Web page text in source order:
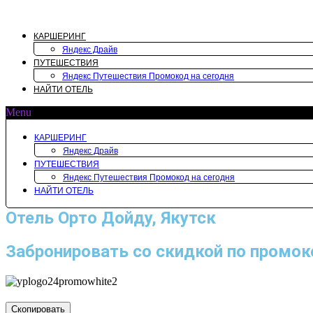
содержимому
КАРШЕРИНГ
Яндекс Драйв
ПУТЕШЕСТВИЯ
Яндекс Путешествия Промокод на сегодня
НАЙТИ ОТЕЛЬ
Menu
КАРШЕРИНГ
Яндекс Драйв
ПУТЕШЕСТВИЯ
Яндекс Путешествия Промокод на сегодня
НАЙТИ ОТЕЛЬ
Отель Орто Дойду, Якутск
Забронировать со скидкой по
Скопировать